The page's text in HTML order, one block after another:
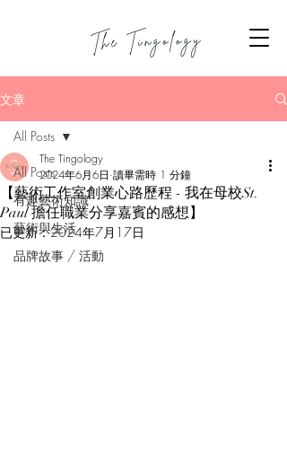
文章
All Posts
有趣藝術知識
藝術與生活
品牌故事 / 活動
All Posts
【藝術工作室創業心路歷程 - 我在母校St.
Paul 擔任職業分享嘉賓的感想】
The Tingology
2024年6月6日 讀畢需時 1 分鐘
已更新：2024年7月17日